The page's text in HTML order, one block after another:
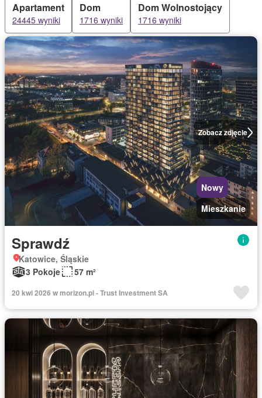
Apartament
24445 wyniki
Dom
1716 wyniki
Dom Wolnostojący
1716 wyniki
Zobacz zdjęcie
Nowy
Mieszkanie
Sprawdź
Katowice, Śląskie
3 Pokoje
57 m²
20 kwi 2026 w morizon.pl - Trust Investment SA